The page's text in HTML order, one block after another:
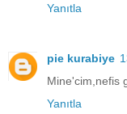
Yanıtla
pie kurabiye
Mine'cim,nefis
Yanıtla